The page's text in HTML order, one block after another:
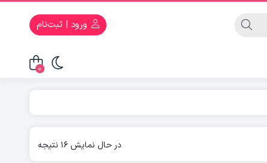
0
در حال نمایش 16 نتیجه